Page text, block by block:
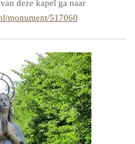
deze kapel ga naar
monument/517060